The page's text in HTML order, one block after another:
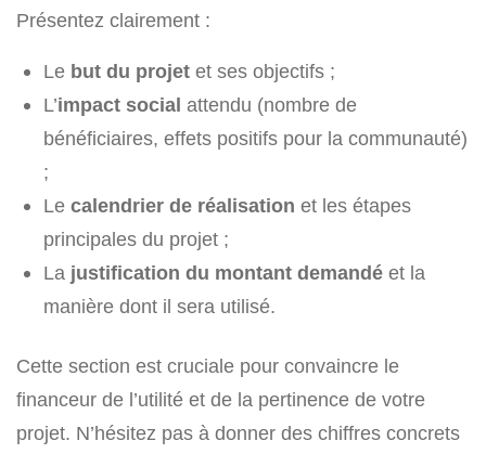
Présentez clairement :
Le but du projet et ses objectifs ;
L’impact social attendu (nombre de
bénéficiaires, effets positifs pour la communauté)
;
Le calendrier de réalisation et les étapes
principales du projet ;
La justification du montant demandé et la
manière dont il sera utilisé.
Cette section est cruciale pour convaincre le
financeur de l’utilité et de la pertinence de votre
projet. N’hésitez pas à donner des chiffres concrets